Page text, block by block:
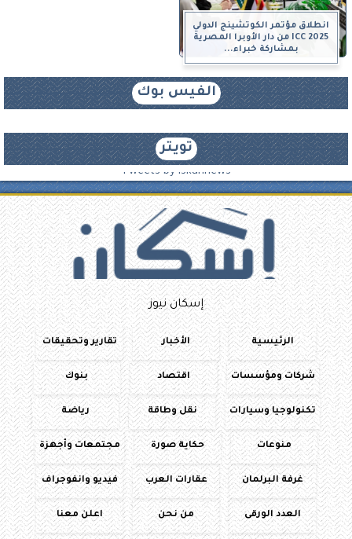
انطلاق مؤتمر الكوتشينج الدولي
ICC 2025 من دار الأوبرا المصرية
بمشاركة خبراء...
الفيس بوك
تويتر
Tweets by iskannews
إسكان نيوز
الرئيسية الأخبار تقارير وتحقيقات
شركات ومؤسسات اقتصاد بنوك
تكنولوجيا وسيارات نقل وطاقة رياضة
منوعات حكاية صورة مجتمعات وأجهزة
غرفة البرلمان عقارات العرب فيديو وانفوجراف
العدد الورقى من نحن اعلن معنا